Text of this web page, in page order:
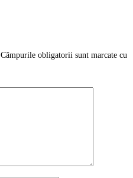
Câmpurile obligatorii sunt marcate cu